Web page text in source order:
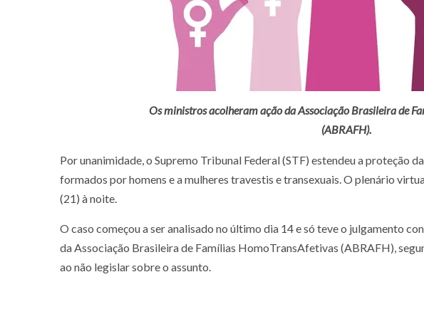
Os ministros acolheram ação da Associação Brasileira de
(ABRAFH).
Por unanimidade, o Supremo Tribunal Federal (STF) estendeu a proteção
formados por homens e a mulheres travestis e transexuais. O plenário
(21) à noite.
O caso começou a ser analisado no último dia 14 e só teve o julgamento
da Associação Brasileira de Famílias HomoTransAfetivas (ABRAFH),
ao não legislar sobre o assunto.